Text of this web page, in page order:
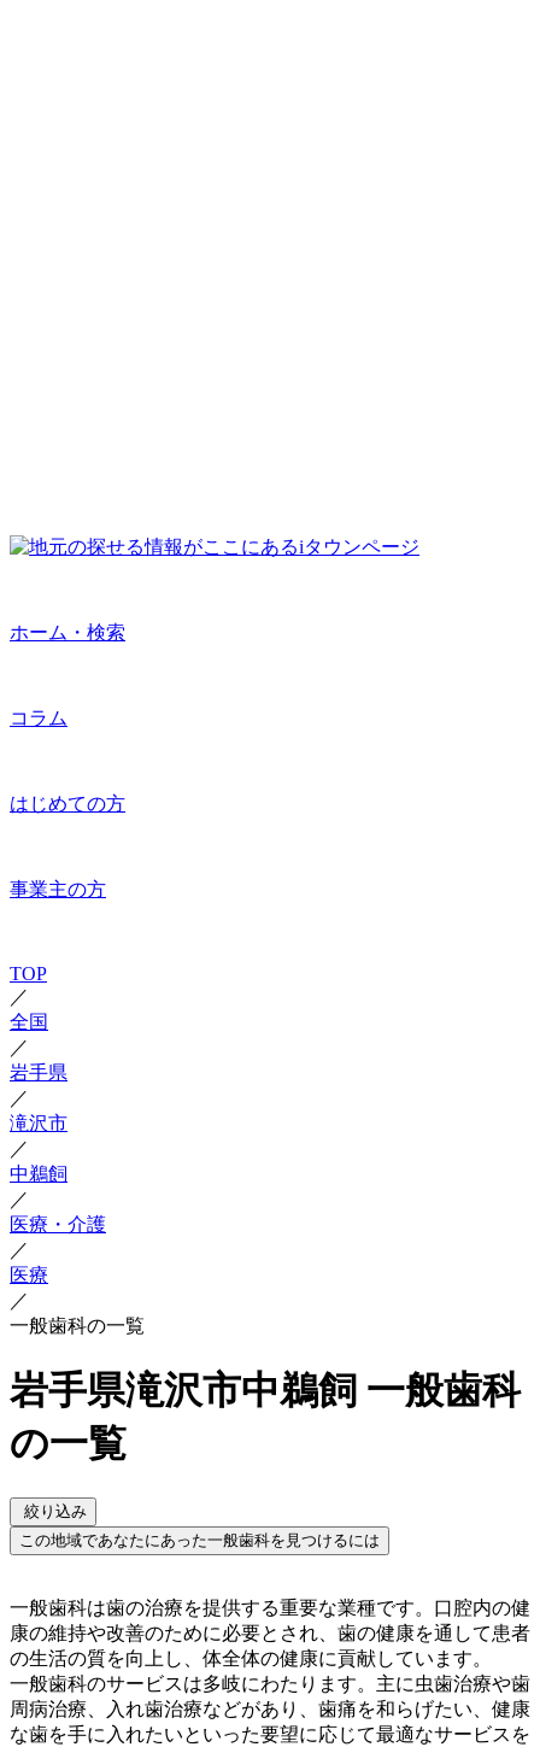
ホーム・検索
コラム
はじめての方
事業主の方
TOP
／
全国
／
岩手県
／
滝沢市
／
中鵜飼
／
医療・介護
／
医療
／
一般歯科の一覧
岩手県滝沢市中鵜飼 一般歯科
の一覧
絞り込み
この地域であなたにあった一般歯科を見つけるには
一般歯科は歯の治療を提供する重要な業種です。口腔内の健
康の維持や改善のために必要とされ、歯の健康を通して患者
の生活の質を向上し、体全体の健康に貢献しています。
一般歯科のサービスは多岐にわたります。主に虫歯治療や歯
周病治療、入れ歯治療などがあり、歯痛を和らげたい、健康
な歯を手に入れたいといった要望に応じて最適なサービスを